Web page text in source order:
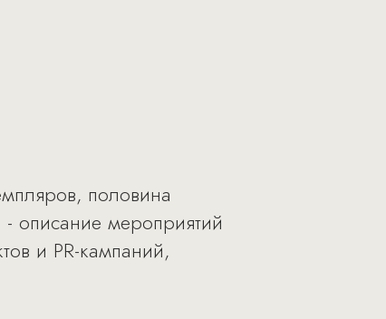
половина
описание мероприятий
и PR-кампаний,